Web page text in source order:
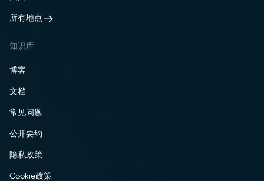
所有地点
知识库
博客
文档
常见问题
公开要约
隐私政策
Cookie政策